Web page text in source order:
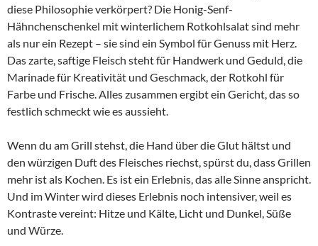
diese Philosophie verkörpert? Die Honig-Senf-
Hähnchenschenkel mit winterlichem Rotkohlsalat sind mehr
als nur ein Rezept – sie sind ein Symbol für Genuss mit Herz.
Das zarte, saftige Fleisch steht für Handwerk und Geduld, die
Marinade für Kreativität und Geschmack, der Rotkohl für
Farbe und Frische. Alles zusammen ergibt ein Gericht, das so
festlich schmeckt wie es aussieht.
Wenn du am Grill stehst, die Hand über die Glut hältst und
den würzigen Duft des Fleisches riechst, spürst du, dass Grillen
mehr ist als Kochen. Es ist ein Erlebnis, das alle Sinne anspricht.
Und im Winter wird dieses Erlebnis noch intensiver, weil es
Kontraste vereint: Hitze und Kälte, Licht und Dunkel, Süße
und Würze.